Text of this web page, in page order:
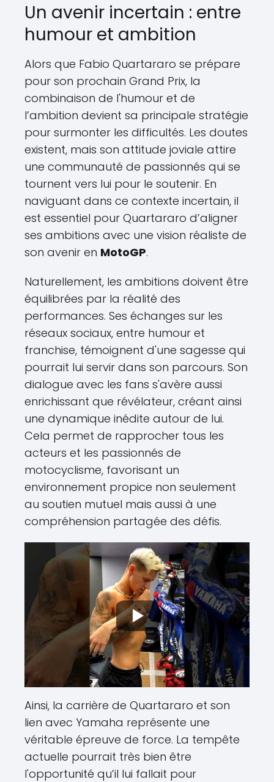
Un avenir incertain : entre
humour et ambition
Alors que Fabio Quartararo se prépare
pour son prochain Grand Prix, la
combinaison de l'humour et de
l’ambition devient sa principale stratégie
pour surmonter les difficultés. Les doutes
existent, mais son attitude joviale attire
une communauté de passionnés qui se
tournent vers lui pour le soutenir. En
naviguant dans ce contexte incertain, il
est essentiel pour Quartararo d’aligner
ses ambitions avec une vision réaliste de
son avenir en MotoGP.
Naturellement, les ambitions doivent être
équilibrées par la réalité des
performances. Ses échanges sur les
réseaux sociaux, entre humour et
franchise, témoignent d'une sagesse qui
pourrait lui servir dans son parcours. Son
dialogue avec les fans s'avère aussi
enrichissant que révélateur, créant ainsi
une dynamique inédite autour de lui.
Cela permet de rapprocher tous les
acteurs et les passionnés de
motocyclisme, favorisant un
environnement propice non seulement
au soutien mutuel mais aussi à une
compréhension partagée des défis.
Ainsi, la carrière de Quartararo et son
lien avec Yamaha représente une
véritable épreuve de force. La tempête
actuelle pourrait très bien être
l'opportunité qu’il lui fallait pour